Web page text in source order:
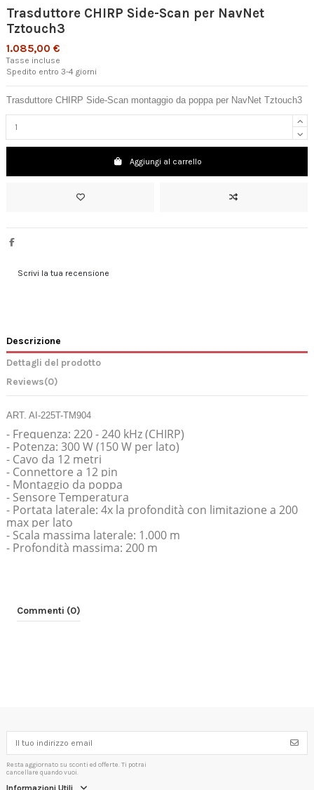
Trasduttore CHIRP Side-Scan per NavNet
Tztouch3
1.085,00 €
Tasse incluse
Spedito entro 3-4 giorni
Trasduttore CHIRP Side-Scan montaggio da poppa per NavNet Tztouch3
Aggiungi al carrello
Scrivi la tua recensione
Descrizione
Dettagli del prodotto
Reviews(0)
ART. AI-225T-TM904
- Frequenza: 220 - 240 kHz (CHIRP)
- Potenza: 300 W (150 W per lato)
- Cavo da 12 metri
- Connettore a 12 pin
- Montaggio da poppa
- Sensore Temperatura
- Portata laterale: 4x la profondità con limitazione a 200
max per lato
- Scala massima laterale: 1.000 m
- Profondità massima: 200 m
Commenti (0)
Resta aggiornato su sconti ed offerte. Ti potrai
cancellare quando vuoi.
Informazioni Utili